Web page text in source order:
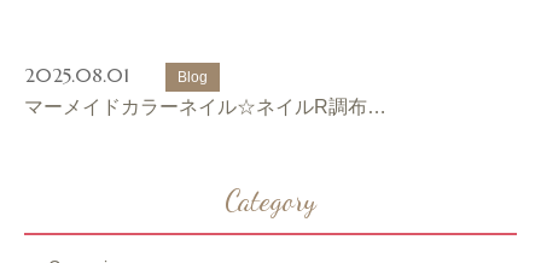
2025.08.01 Blog
マーメイドカラーネイル☆ネイルR調布…
Category